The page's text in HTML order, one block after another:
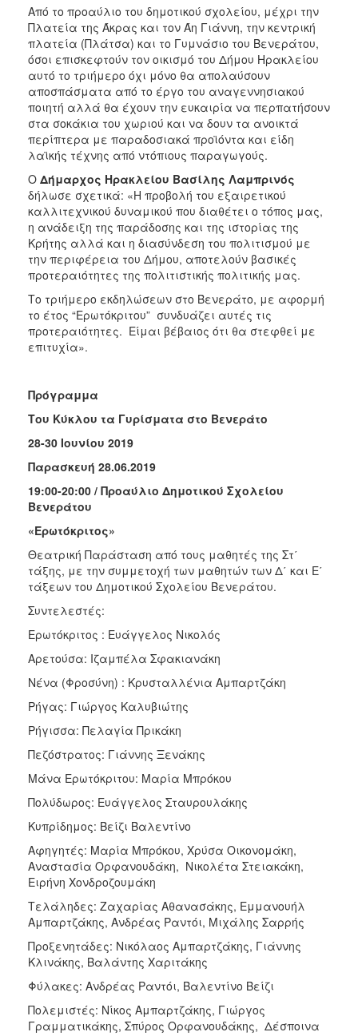
Από το προαύλιο του δημοτικού σχολείου, μέχρι την
Πλατεία της Άκρας και τον Άη Γιάννη, την κεντρική
πλατεία (Πλάτσα) και το Γυμνάσιο του Βενεράτου,
όσοι επισκεφτούν τον οικισμό του Δήμου Ηρακλείου
αυτό το τριήμερο όχι μόνο θα απολαύσουν
αποσπάσματα από το έργο του αναγεννησιακού
ποιητή αλλά θα έχουν την ευκαιρία να περπατήσουν
στα σοκάκια του χωριού και να δουν τα ανοικτά
περίπτερα με παραδοσιακά προϊόντα και είδη
λαϊκής τέχνης από ντόπιους παραγωγούς.
O Δήμαρχος Ηρακλείου Βασίλης Λαμπρινός
δήλωσε σχετικά: «Η προβολή του εξαιρετικού
καλλιτεχνικού δυναμικού που διαθέτει ο τόπος μας,
η ανάδειξη της παράδοσης και της ιστορίας της
Κρήτης αλλά και η διασύνδεση του πολιτισμού με
την περιφέρεια του Δήμου, αποτελούν βασικές
προτεραιότητες της πολιτιστικής πολιτικής μας.
Το τριήμερο εκδηλώσεων στο Βενεράτο, με αφορμή
το έτος “Ερωτόκριτου” συνδυάζει αυτές τις
προτεραιότητες. Είμαι βέβαιος ότι θα στεφθεί με
επιτυχία».
Πρόγραμμα
Του Κύκλου τα Γυρίσματα στο Βενεράτο
28-30 Ιουνίου 2019
Παρασκευή 28.06.2019
19:00-20:00 / Προαύλιο Δημοτικού Σχολείου
Βενεράτου
«Ερωτόκριτος»
Θεατρική Παράσταση από τους μαθητές της Στ΄
τάξης, με την συμμετοχή των μαθητών των Δ΄ και Ε΄
τάξεων του Δημοτικού Σχολείου Βενεράτου.
Συντελεστές:
Ερωτόκριτος : Ευάγγελος Νικολός
Αρετούσα: Ιζαμπέλα Σφακιανάκη
Νένα (Φροσύνη) : Κρυσταλλένια Αμπαρτζάκη
Ρήγας: Γιώργος Καλυβιώτης
Ρήγισσα: Πελαγία Πρικάκη
Πεζόστρατος: Γιάννης Ξενάκης
Μάνα Ερωτόκριτου: Μαρία Μπρόκου
Πολύδωρος: Ευάγγελος Σταυρουλάκης
Κυπρίδημος: Βείζι Βαλεντίνο
Αφηγητές: Μαρία Μπρόκου, Χρύσα Οικονομάκη,
Αναστασία Ορφανουδάκη, Νικολέτα Στειακάκη,
Ειρήνη Χονδροζουμάκη
Τελάληδες: Ζαχαρίας Αθανασάκης, Εμμανουήλ
Αμπαρτζάκης, Ανδρέας Ραντόι, Μιχάλης Σαρρής
Προξενητάδες: Νικόλαος Αμπαρτζάκης, Γιάννης
Κλινάκης, Βαλάντης Χαριτάκης
Φύλακες: Ανδρέας Ραντόι, Βαλεντίνο Βείζι
Πολεμιστές: Νίκος Αμπαρτζάκης, Γιώργος
Γραμματικάκης, Σπύρος Ορφανουδάκης, Δέσποινα